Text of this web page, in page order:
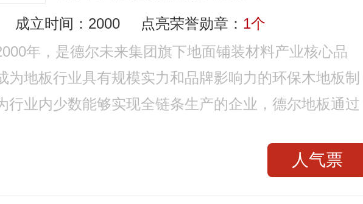
成立时间：2000 点亮荣誉勋章： 1个
年，是德尔未来集团旗下地面铺装材料产业核心品
为地板行业具有规模实力和品牌影响力的环保木地板制
行业内少数能够实现全链条生产的企业，德尔地板通过
人气票